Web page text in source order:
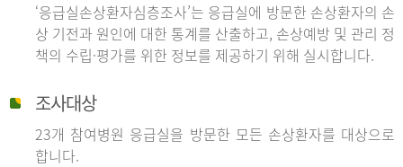
‘응급실손상환자심층조사’는 응급실에 방문한 손상환자의 손
상 기전과 원인에 대한 통계를 산출하고, 손상예방 및 관리 정
책의 수립·평가를 위한 정보를 제공하기 위해 실시합니다.
조사대상
23개 참여병원 응급실을 방문한 모든 손상환자를 대상으로
합니다.